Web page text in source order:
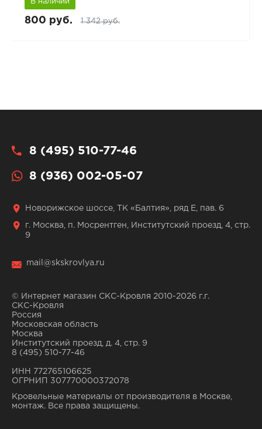
В наличии
800 руб. 1 342 руб.
8 (495) 510-77-46
8 (936) 002-05-07
Новорижское шоссе, ТК «Балтия», ряд Е, пав. 6
г. Москва, п. Мосрентген, Институтский проезд, 4, стр.
9
mail@skskrovlya.ru
© Интернет магазин СКС-Кровля 2010-2026 г.г.
СКС-Кровля
Россия
Московская область
Москва
Институтский проезд, д. 4, стр. 9
8 (495) 510-77-46
ИНН 772765106625
ОГРНИП 307770000372078
Кровельные материалы от производителя в Москве,
монтаж. Все права защищены.